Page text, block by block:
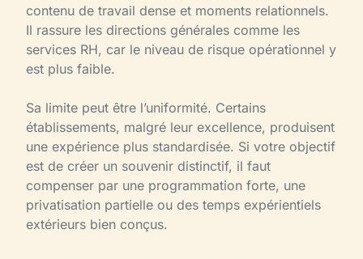
contenu de travail dense et moments relationnels.
Il rassure les directions générales comme les
services RH, car le niveau de risque opérationnel y
est plus faible.
Sa limite peut être l’uniformité. Certains
établissements, malgré leur excellence, produisent
une expérience plus standardisée. Si votre objectif
est de créer un souvenir distinctif, il faut
compenser par une programmation forte, une
privatisation partielle ou des temps expérientiels
extérieurs bien conçus.